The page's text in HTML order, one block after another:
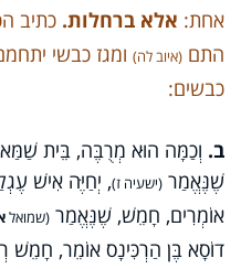
אחת: אלא ברחלות. כתיב
התם (איוב לה) ומגז כבשי
כבשים:
ב. וְכַמָּה הוּא מְרֻבֶּה, בֵּית
שֶׁנֶּאֱמַר (ישעיה ז), יְחַיֶּה אִישׁ
אוֹמְרִים, חָמֵשׁ, שֶׁנֶּאֱמַר (שמואל
דוֹסָא בֶּן הַרְכִּינָס אוֹמֵר, חָמֵשׁ